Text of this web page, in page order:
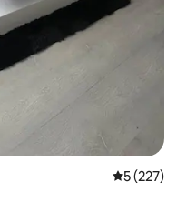
Évaluation
5 (227)